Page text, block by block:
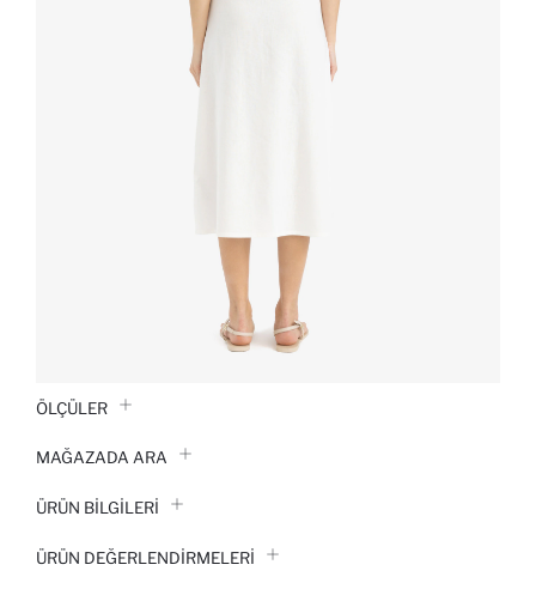
ÖLÇÜLER
MAĞAZADA ARA
ÜRÜN BILGILERI
ÜRÜN DEĞERLENDİRMELERİ